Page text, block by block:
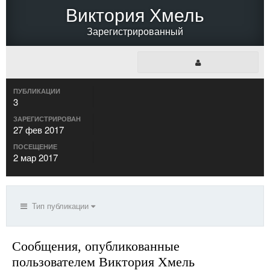
Виктория Хмель
Зарегистрированный
ПУБЛИКАЦИИ
3
ЗАРЕГИСТРИРОВАН
27 фев 2017
ПОСЕЩЕНИЕ
2 мар 2017
Тип публикации
Сообщения, опубликованные
пользователем Виктория Хмель